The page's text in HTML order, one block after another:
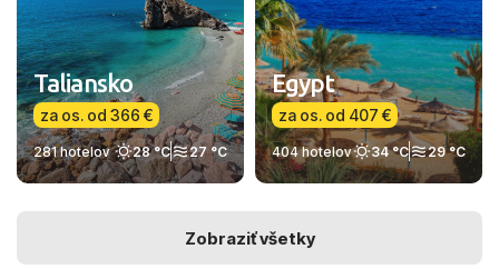
Taliansko
za os. od 366 €
281 hotelov 28 °C 27 °C
Egypt
za os. od 407 €
404 hotelov 34 °C 29 °C
Zobraziť všetky